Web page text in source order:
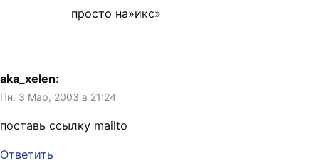
просто на»икс»
aka_xelen:
Пн, 3 Мар, 2003 в 21:24
поставь ссылку mailto
Ответить